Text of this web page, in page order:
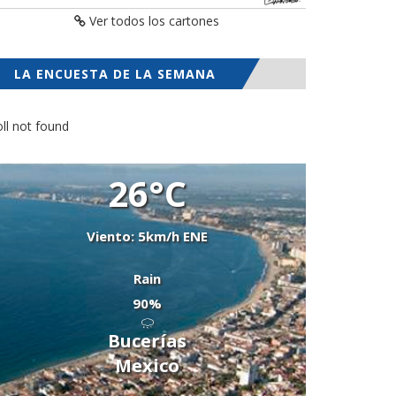
Ver todos los cartones
LA ENCUESTA DE LA SEMANA
not found
26°C
Viento: 5km/h ENE
Rain
90%
Bucerías
Mexico